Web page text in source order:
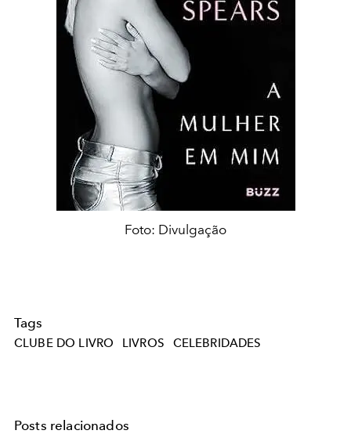
Foto: Divulgação
Tags
CLUBE DO LIVRO LIVROS CELEBRIDADES
Posts relacionados